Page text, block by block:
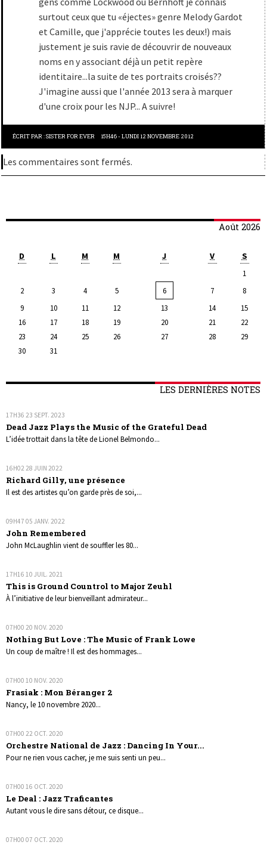
Août 2026
D L M M J V S
1
2
3 4 5 6 7
8
9
10 11 12 13 14
15
16
17 18 19 20 21
22
23
24 25 26 27 28
29
30
31
LES DERNIÈRES NOTES
17H36 23 SEPT. 2023
Dead Jazz Plays the Music of the Grateful Dead
L’idée trottait dans la tête de Lionel Belmondo...
16H02 28 JUIN 2022
Richard Gilly, une présence
Il est des artistes qu’on garde près de soi,...
09H47 05 JANV. 2022
John Remembered
John McLaughlin vient de souffler les 80...
17H16 10 JUIL. 2021
This is Ground Countrol to Major Zeuhl
À l’initiative de leur bienveillant admirateur...
07H00 20 NOV. 2020
Nothing But Love : The Music of Frank Lowe
Un coup de maître ! Il est des hommages...
07H00 10 NOV. 2020
Frasiak : Mon Béranger 2
Nancy, le 10 novembre 2020...
07H00 22 OCT. 2020
Orchestre National de Jazz : Dancing In Your...
Pour ne rien vous cacher, je me suis senti un peu...
07H00 16 OCT. 2020
Le Deal : Jazz Traficantes
Autant vous le dire sans détour, ce disque...
07H00 07 OCT. 2020
surtout ceux que tu «éjectes» genre Melody Gardot
et Camille, que j'apprécie toutes les deux!) mais
justement je suis ravie de découvrir de nouveaux
noms en y associant déjà un petit repère
identitaire...la suite de tes portraits croisés??
J'imagine aussi que l'année 2013 sera à marquer
d'une croix pour les NJP... A suivre!
ÉCRIT PAR :SISTER FOR EVER 15H46-LUNDI 12 NOVEMBRE 2012
Les commentaires sont fermés.